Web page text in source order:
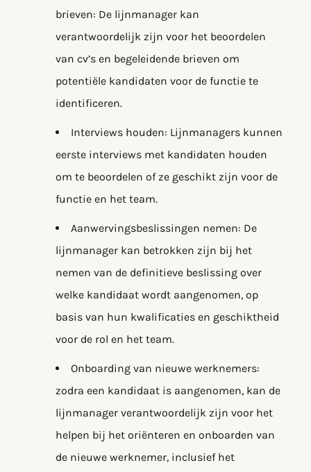
brieven: De lijnmanager kan
verantwoordelijk zijn voor het beoordelen
van cv’s en begeleidende brieven om
potentiële kandidaten voor de functie te
identificeren.
Interviews houden: Lijnmanagers kunnen
eerste interviews met kandidaten houden
om te beoordelen of ze geschikt zijn voor de
functie en het team.
Aanwervingsbeslissingen nemen: De
lijnmanager kan betrokken zijn bij het
nemen van de definitieve beslissing over
welke kandidaat wordt aangenomen, op
basis van hun kwalificaties en geschiktheid
voor de rol en het team.
Onboarding van nieuwe werknemers:
zodra een kandidaat is aangenomen, kan de
lijnmanager verantwoordelijk zijn voor het
helpen bij het oriënteren en onboarden van
de nieuwe werknemer, inclusief het